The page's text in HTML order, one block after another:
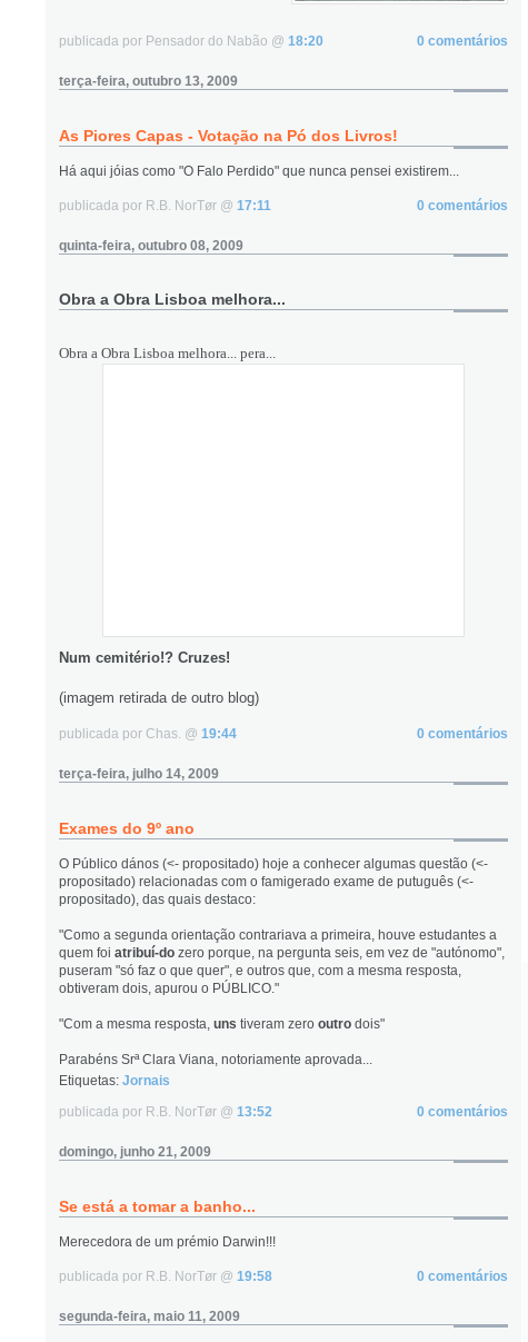
publicada por Pensador do Nabão @ 18:20 0 comentários
terça-feira, outubro 13, 2009
As Piores Capas - Votação na Pó dos Livros!
Há aqui jóias como "O Falo Perdido" que nunca pensei existirem...
publicada por R.B. NorTør @ 17:11 0 comentários
quinta-feira, outubro 08, 2009
Obra a Obra Lisboa melhora...
Obra a Obra Lisboa melhora... pera...
Num cemitério!? Cruzes!
(imagem retirada de outro blog)
publicada por Chas. @ 19:44 0 comentários
terça-feira, julho 14, 2009
Exames do 9º ano
O Público dános (<- propositado) hoje a conhecer algumas questão (<-
propositado) relacionadas com o famigerado exame de putuguês (<-
propositado), das quais destaco:
"Como a segunda orientação contrariava a primeira, houve estudantes a
quem foi atribuí-do zero porque, na pergunta seis, em vez de "autónomo",
puseram "só faz o que quer", e outros que, com a mesma resposta,
obtiveram dois, apurou o PÚBLICO."
"Com a mesma resposta, uns tiveram zero outro dois"
Parabéns Srª Clara Viana, notoriamente aprovada...
Etiquetas: Jornais
publicada por R.B. NorTør @ 13:52 0 comentários
domingo, junho 21, 2009
Se está a tomar a banho...
Merecedora de um prémio Darwin!!!
publicada por R.B. NorTør @ 19:58 0 comentários
segunda-feira, maio 11, 2009